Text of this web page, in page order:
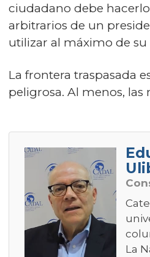
ciudadano debe
arbitrarios de un
utilizar al máximo de
La frontera traspasada
peligrosa. Al menos, las
La